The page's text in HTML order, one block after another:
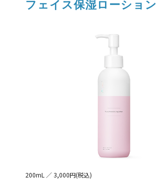
フェイス保湿ローション
200mL ／ 3,000円(税込)